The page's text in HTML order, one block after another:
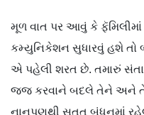
મૂળ વાત પર આવું કે
કમ્યુનિકેશન સુધારવું હશે તો
એ પહેલી શરત છે. તમારું
જજ કરવાને બદલે તેને અને
નાનપણથી સતત બંધનમાં